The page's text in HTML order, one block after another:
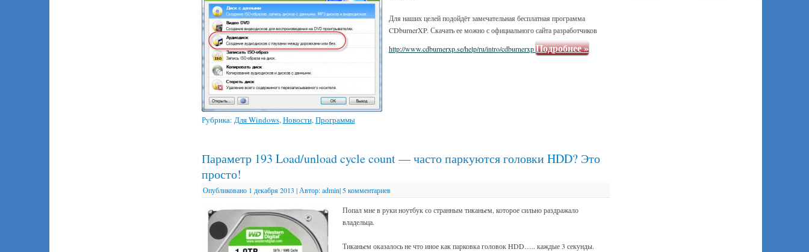
Для наших целей подойдёт замечательная бесплатная программа
CDburnerXP. Скачать ее можно с официального сайта разработчиков
http://www.cdburnerxp.se/help/ru/intro/cdburnerxpПодробнее»
Рубрика: Для Windows,Новости,Программы
Параметр 193 Load/unload cycle count — часто паркуются головки HDD? Это
просто!
Опубликовано 1 декабря 2013 | Автор: admin| 5 комментариев
Попал мне в руки ноутбук со странным тиканьем, которое сильно раздражало
владельца.
Тиканьем оказалось не что иное как парковка головок HDD….. каждые 3 секунды.